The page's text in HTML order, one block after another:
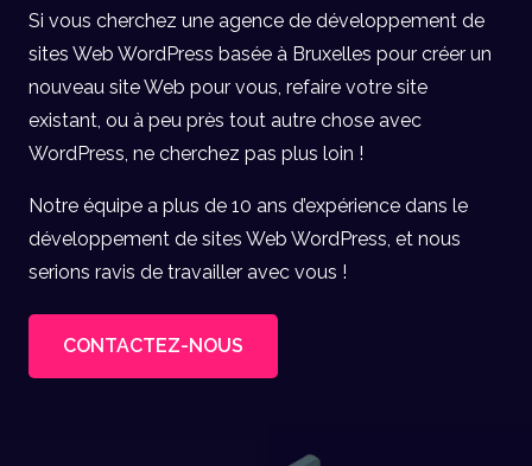
Si vous cherchez une agence de développement de
sites Web WordPress basée à Bruxelles pour créer un
nouveau site Web pour vous, refaire votre site
existant, ou à peu près tout autre chose avec
WordPress, ne cherchez pas plus loin !
Notre équipe a plus de 10 ans d’expérience dans le
développement de sites Web WordPress, et nous
serions ravis de travailler avec vous !
CONTACTEZ-NOUS